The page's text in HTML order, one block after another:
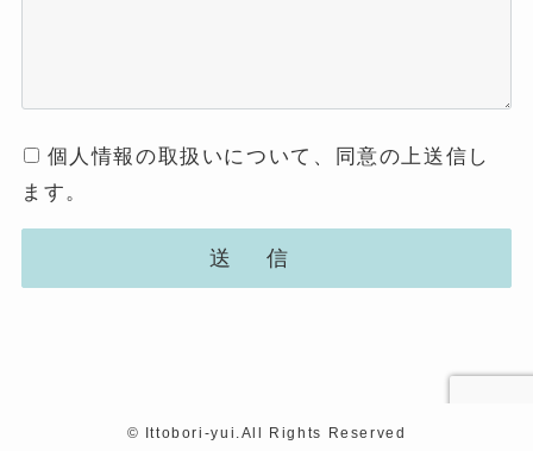
個人情報の取扱いについて、同意の上送信し
ます。
© Ittobori-yui.All Rights Reserved